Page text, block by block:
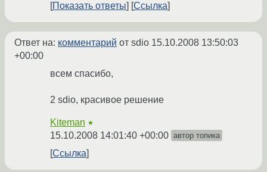
Показать ответы
Ссылка
Ответ на: комментарий от sdio 15.10.2008 13:50:03
+00:00
всем спасибо,
2 sdio, красивое решение
Kiteman ★
15.10.2008 14:01:40 +00:00 автор топика
Ссылка